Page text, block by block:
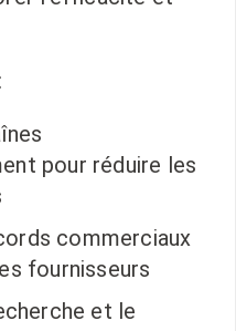
pour réduire les
commerciaux
fournisseurs
et le